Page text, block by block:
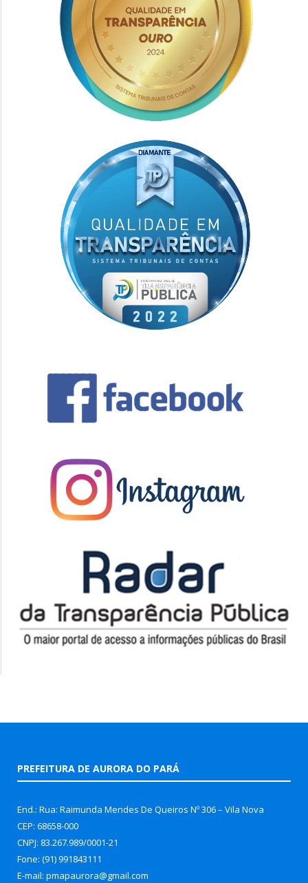
PREFEITURA DE AURORA DO PARÁ
End.: Rua: Raimunda Mendes De Queiros Nº 306 – Vila Nova
CEP: 68658-000
CNPJ: 83.267.989/0001-21
Fone: (91) 991843111
E-mail: pmapaurora@gmail.com